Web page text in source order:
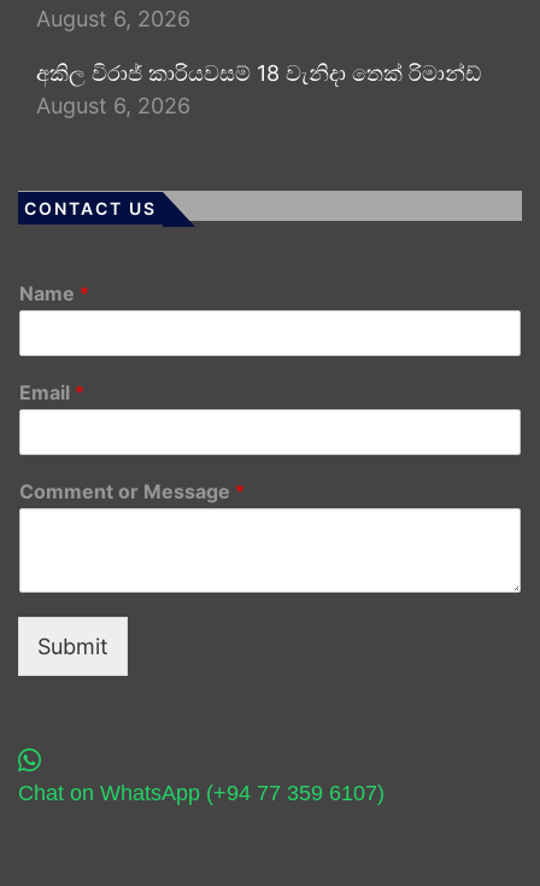
August 6, 2026
අකිල විරාජ් කාරියවසම් 18 වැනිදා තෙක් රිමාන්ඩ්
August 6, 2026
CONTACT US
Name *
Email *
Comment or Message *
Submit
Chat on WhatsApp (+94 77 359 6107)